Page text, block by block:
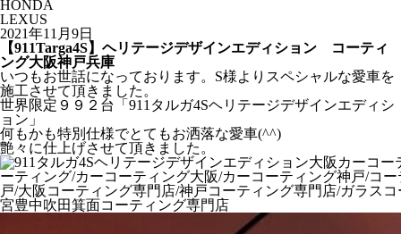
HONDA
LEXUS
2021年11月9日
【911Targa4S】ヘリテージデザインエディション コーティ
ング大阪神戸兵庫
いつもお世話になっております。S様よりスペシャルな愛車を
施工させて頂きました。
世界限定９９２台「911タルガ4Sヘリテージデザインエディシ
ョン」
何もかも特別仕様でとてもお洒落な愛車(^^)
艶々に仕上げさせて頂きました。